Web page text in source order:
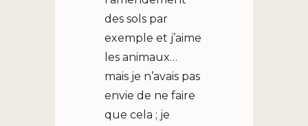
des sols par
exemple et j’aime
les animaux…
mais je n’avais pas
envie de ne faire
que cela ; je